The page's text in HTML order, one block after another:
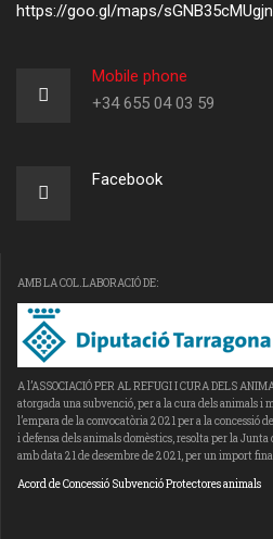
https://goo.gl/maps/
Mobile phone
+34 655 04 03 59
Facebook
AMB LA COL.LABORACIÓ DE:
A l’ASSOCIACIÓ PER AL REFUGI I CURA DELS
atorgada una subvenció, per a la cura dels animals i
l’empara de la convocatòria 2021 per a la concessió
i defensa dels animals domèstics, resolta per la
amb data 21 de desembre de 2021, per un import
Acord de Concessió Subvenció Protectores animals